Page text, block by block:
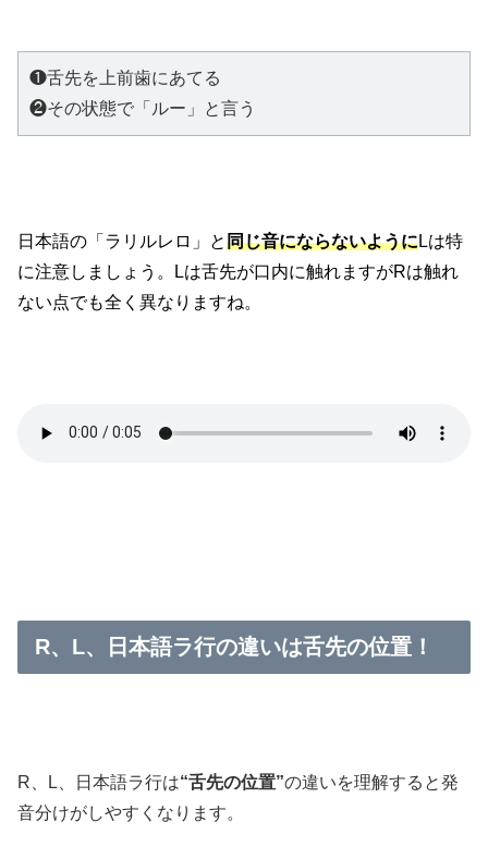
❶舌先を上前歯にあてる
❷その状態で「ルー」と言う
日本語の「ラリルレロ」と同じ音にならないようにLは特
に注意しましょう。Lは舌先が口内に触れますがRは触れ
ない点でも全く異なりますね。
R、L、日本語ラ行の違いは舌先の位置！
R、L、日本語ラ行は“舌先の位置”の違いを理解すると発
音分けがしやすくなります。